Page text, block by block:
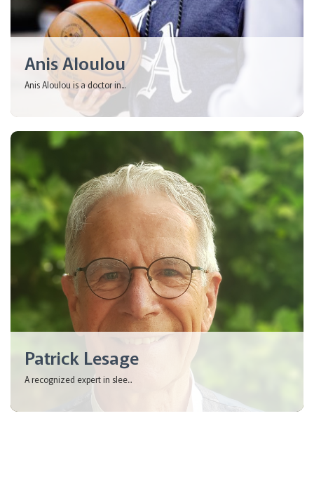
Anis Aloulou
Anis Aloulou is a doctor in...
Patrick Lesage
A recognized expert in slee...